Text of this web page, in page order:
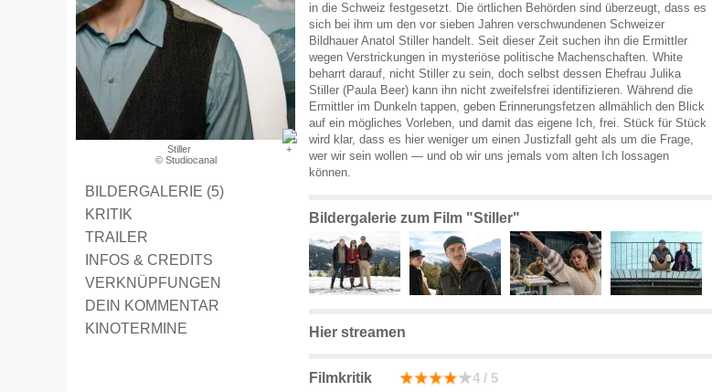
Stiller
© Studiocanal
BILDERGALERIE (5)
KRITIK
TRAILER
INFOS & CREDITS
VERKNÜPFUNGEN
DEIN KOMMENTAR
KINOTERMINE
in die Schweiz festgesetzt. Die örtlichen Behörden sind überzeugt, dass es
sich bei ihm um den vor sieben Jahren verschwundenen Schweizer
Bildhauer Anatol Stiller handelt. Seit dieser Zeit suchen ihn die Ermittler
wegen Verstrickungen in mysteriöse politische Machenschaften. White
beharrt darauf, nicht Stiller zu sein, doch selbst dessen Ehefrau Julika
Stiller (Paula Beer) kann ihn nicht zweifelsfrei identifizieren. Während die
Ermittler im Dunkeln tappen, geben Erinnerungsfetzen allmählich den Blick
auf ein mögliches Vorleben, und damit das eigene Ich, frei. Stück für Stück
wird klar, dass es hier weniger um einen Justizfall geht als um die Frage,
wer wir sein wollen — und ob wir uns jemals vom alten Ich lossagen
können.
Bildergalerie zum Film "Stiller"
Hier streamen
Filmkritik 4 / 5